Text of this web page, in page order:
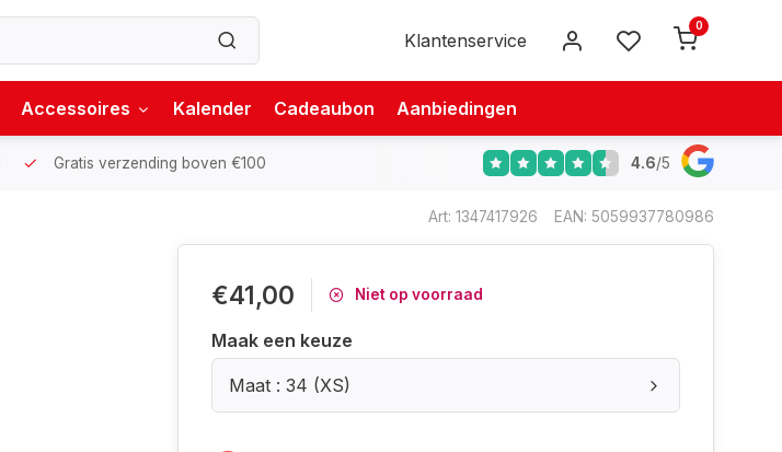
Klantenservice
0
Accessoires Kalender Cadeaubon Aanbiedingen
Gratis verzending boven €100 4.6/5
Art: 1347417926 EAN: 5059937780986
€41,00 Niet op voorraad
Maak een keuze
Maat : 34 (XS)